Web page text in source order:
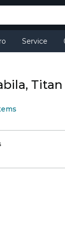
Service
Titan